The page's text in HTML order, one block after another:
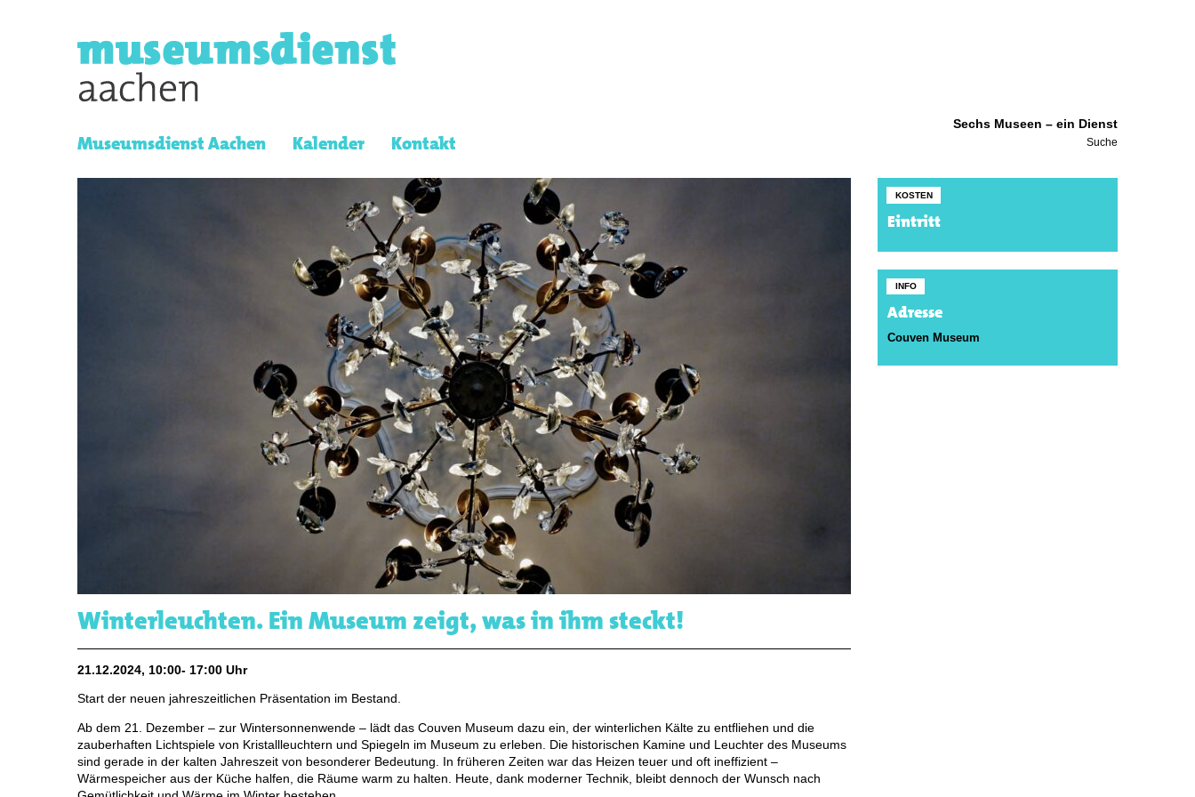
Sechs Museen – ein Dienst
Museumsdienst Aachen Kalender Kontakt Suche
Winterleuchten. Ein Museum zeigt, was in ihm steckt!
21.12.2024, 10:00- 17:00 Uhr
Start der neuen jahreszeitlichen Präsentation im Bestand.
Ab dem 21. Dezember – zur Wintersonnenwende – lädt das Couven Museum dazu ein, der winterlichen Kälte zu entfliehen und die
zauberhaften Lichtspiele von Kristallleuchtern und Spiegeln im Museum zu erleben. Die historischen Kamine und Leuchter des Museums
sind gerade in der kalten Jahreszeit von besonderer Bedeutung. In früheren Zeiten war das Heizen teuer und oft ineffizient –
Wärmespeicher aus der Küche halfen, die Räume warm zu halten. Heute, dank moderner Technik, bleibt dennoch der Wunsch nach
KOSTEN
Eintritt
INFO
Adresse
Couven Museum